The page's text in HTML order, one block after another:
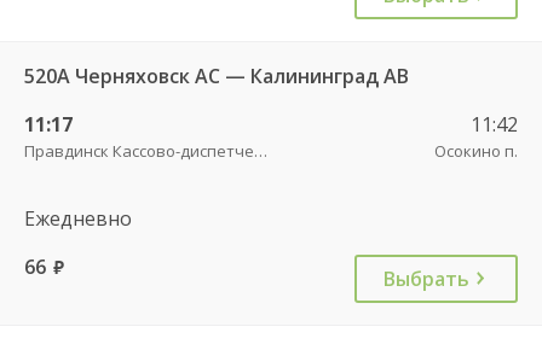
520А Черняховск АС — Калининград АВ
11:17
Правдинск Кассово-диспетчерский пункт
11:42
Осокино п.
Ежедневно
66 руб. Выбрать